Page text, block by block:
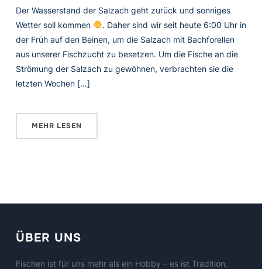
Der Wasserstand der Salzach geht zurück und sonniges
Wetter soll kommen
. Daher sind wir seit heute 6:00 Uhr in
der Früh auf den Beinen, um die Salzach mit Bachforellen
aus unserer Fischzucht zu besetzen. Um die Fische an die
Strömung der Salzach zu gewöhnen, verbrachten sie die
letzten Wochen […]
MEHR LESEN
ÜBER UNS
Fischen ist für uns mehr als ein Hobby – es ist Tradition,